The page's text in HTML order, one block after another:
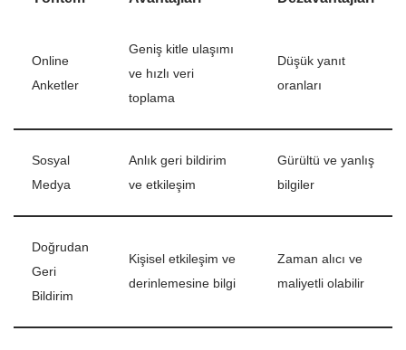
Online
Anketler
Geniş kitle ulaşımı
ve hızlı veri
toplama
Düşük yanıt
oranları
Sosyal
Medya
Anlık geri bildirim
ve etkileşim
Gürültü ve yanlış
bilgiler
Doğrudan
Geri
Bildirim
Kişisel etkileşim ve
derinlemesine bilgi
Zaman alıcı ve
maliyetli olabilir